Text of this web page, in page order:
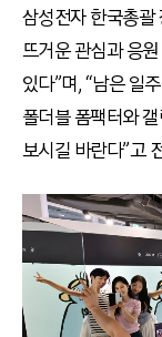
삼성전자 한국총괄
뜨거운 관심과 응
있다”며, “남은 일
폴더블 폼팩터와
보시길 바란다”고